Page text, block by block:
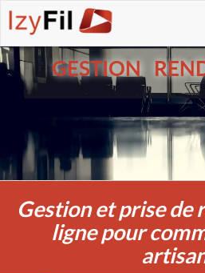
GESTION
Gestion et prise de
ligne pour